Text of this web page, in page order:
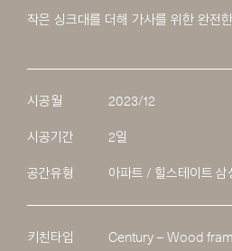
작은 싱크대를 더해 가사를 위한 완전
시공월 2023/12
시공기간 2일
공간유형 아파트 / 힐스테이트 삼
키친타입
Century – Wood